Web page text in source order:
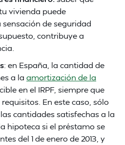
vivienda puede
de seguridad
contribuye a
: en España, la cantidad de
a la amortización de la
en el IRPF, siempre que
En este caso, sólo
cantidades satisfechas a la
hipoteca si el préstamo se
del 1 de enero de 2013, y